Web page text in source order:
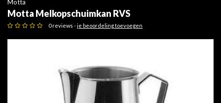
Motta
Motta Melkopschuimkan RVS
0 reviews -je beoordeling toevoegen